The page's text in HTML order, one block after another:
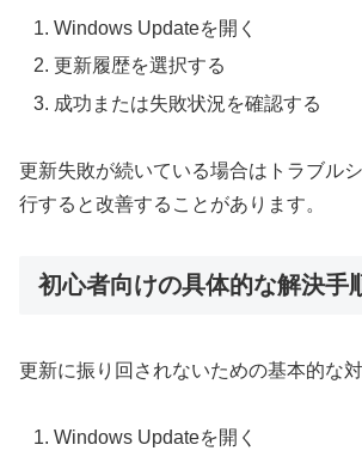
Windows Updateを開く
更新履歴を選択する
成功または失敗状況を確認する
更新失敗が続いている場合はトラブル
行すると改善することがあります。
初心者向けの具体的な解決手
更新に振り回されないための基本的な
Windows Updateを開く